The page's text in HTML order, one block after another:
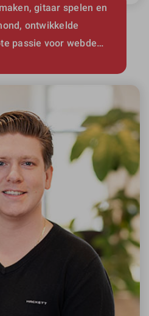
gitaar spelen en
ontwikkelde
passie voor webde…